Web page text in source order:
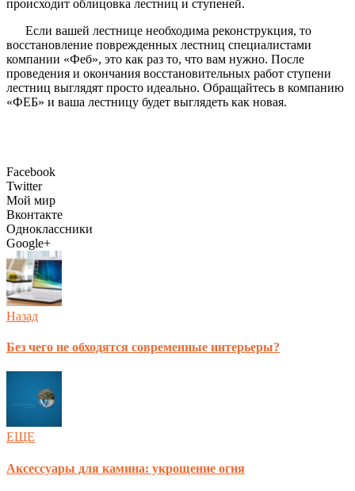
происходит облицовка лестниц и ступеней.
Если вашей лестнице необходима реконструкция, то
восстановление поврежденных лестниц специалистами
компании «Феб», это как раз то, что вам нужно. После
проведения и окончания восстановительных работ ступени
лестниц выглядят просто идеально. Обращайтесь в компанию
«ФЕБ» и ваша лестницу будет выглядеть как новая.
Facebook
Twitter
Мой мир
Вконтакте
Одноклассники
Google+
Назад
Без чего не обходятся современные интерьеры?
ЕЩЕ
Аксессуары для камина: укрощение огня